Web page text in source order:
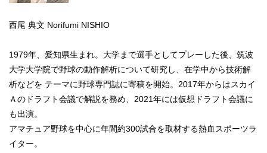
西尾 典文 Norifumi NISHIO
1979年、愛知県生まれ。大学まで選手としてプレーした後、筑波
大学大学院で野球の動作解析について研究し、在学中から技術解
析などを テーマに野球専門誌に寄稿を開始。2017年からはスカイ
Ａのドラフト会議で解説を務め、2021年には仮想ドラフト会議に
も出演。
アマチュア野球を中心に年間約300試合を取材する熱血スポーツラ
イター。